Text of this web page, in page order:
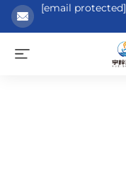
[email protected]